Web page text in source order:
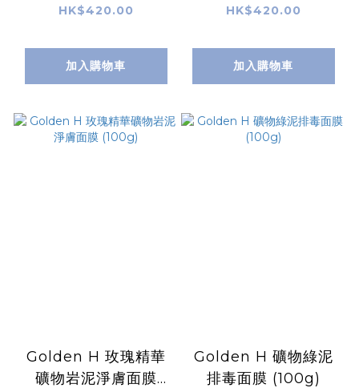
HK$420.00
加入購物車
(285ml)
HK$420.00
加入購物車
Golden H 玫瑰精華
礦物岩泥淨膚面膜
Golden H 礦物綠泥
排毒面膜 (100g)